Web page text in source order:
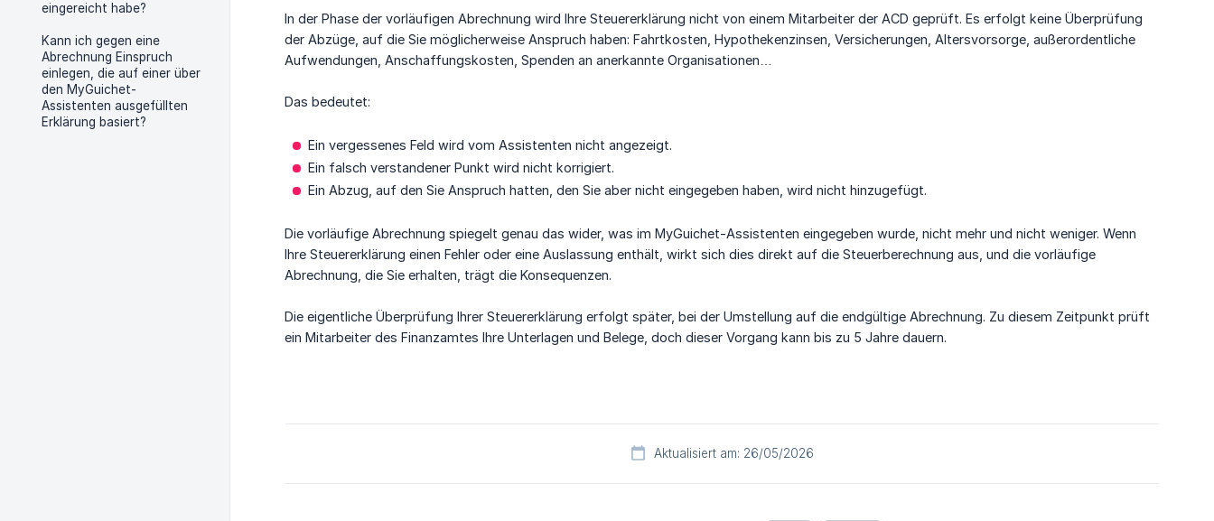
eingereicht habe?
Kann ich gegen eine
Abrechnung Einspruch
einlegen, die auf einer über
den MyGuichet-
Assistenten ausgefüllten
Erklärung basiert?
In der Phase der vorläufigen Abrechnung wird Ihre Steuererklärung nicht von einem Mitarbeiter der ACD geprüft. Es erfolgt keine Überprüfung
der Abzüge, auf die Sie möglicherweise Anspruch haben: Fahrtkosten, Hypothekenzinsen, Versicherungen, Altersvorsorge, außerordentliche
Aufwendungen, Anschaffungskosten, Spenden an anerkannte Organisationen…
Das bedeutet:
Ein vergessenes Feld wird vom Assistenten nicht angezeigt.
Ein falsch verstandener Punkt wird nicht korrigiert.
Ein Abzug, auf den Sie Anspruch hatten, den Sie aber nicht eingegeben haben, wird nicht hinzugefügt.
Die vorläufige Abrechnung spiegelt genau das wider, was im MyGuichet-Assistenten eingegeben wurde, nicht mehr und nicht weniger. Wenn
Ihre Steuererklärung einen Fehler oder eine Auslassung enthält, wirkt sich dies direkt auf die Steuerberechnung aus, und die vorläufige
Abrechnung, die Sie erhalten, trägt die Konsequenzen.
Die eigentliche Überprüfung Ihrer Steuererklärung erfolgt später, bei der Umstellung auf die endgültige Abrechnung. Zu diesem Zeitpunkt prüft
ein Mitarbeiter des Finanzamtes Ihre Unterlagen und Belege, doch dieser Vorgang kann bis zu 5 Jahre dauern.
Aktualisiert am: 26/05/2026